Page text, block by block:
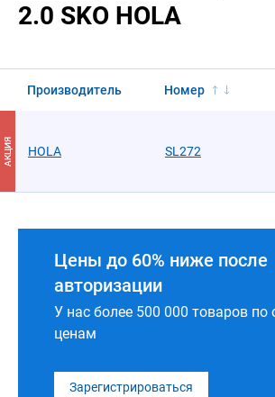
2.0 SKO HOLA
Производитель Номер
АКЦИЯ HOLA SL272
Цены до 60% ниже после
авторизации
У нас более 500 000 товаров
ценам
Зарегистрироваться